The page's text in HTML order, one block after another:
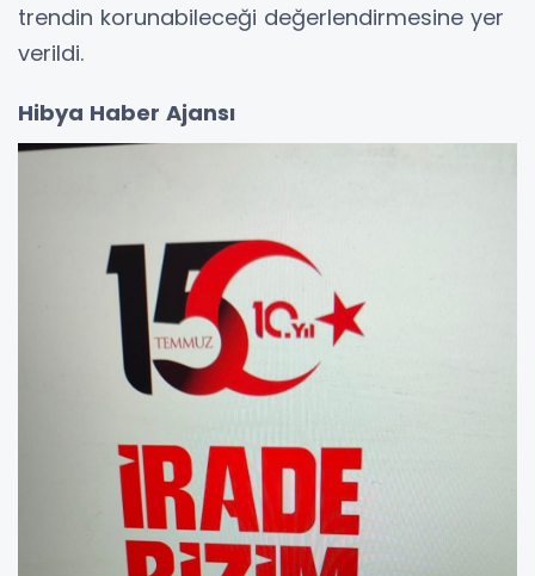
trendin korunabileceği değerlendirmesine yer
verildi.
Hibya Haber Ajansı